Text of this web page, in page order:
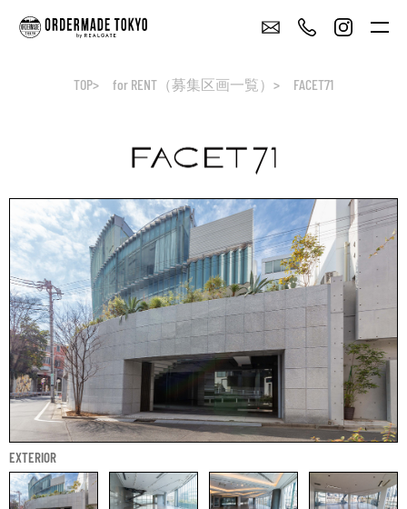
TOP for RENT（募集区画一覧） FACET71
EXTERIOR